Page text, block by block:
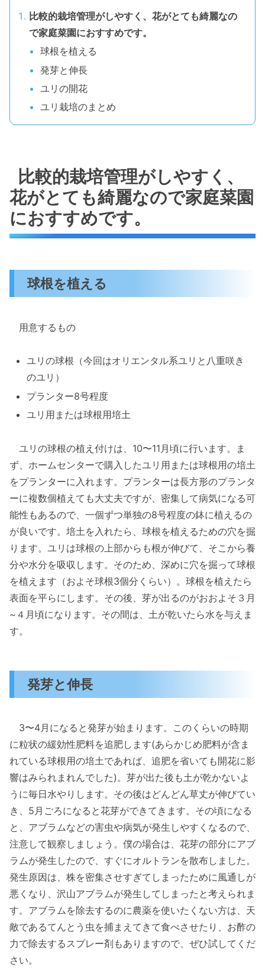
比較的栽培管理がしやすく、花がとても綺麗なの
で家庭菜園におすすめです。
球根を植える
発芽と伸長
ユリの開花
ユリ栽培のまとめ
比較的栽培管理がしやすく、
花がとても綺麗なので家庭菜園
におすすめです。
球根を植える
用意するもの
ユリの球根（今回はオリエンタル系ユリと八重咲き
のユリ）
プランター8号程度
ユリ用または球根用培土
ユリの球根の植え付けは、10〜11月頃に行います。ま
ず、ホームセンターで購入したユリ用または球根用の培土
をプランターに入れます。プランターは長方形のプランタ
ーに複数個植えても大丈夫ですが、密集して病気になる可
能性もあるので、一個ずつ単独の8号程度の鉢に植えるの
が良いです。培土を入れたら、球根を植えるための穴を掘
ります。ユリは球根の上部からも根が伸びて、そこから養
分や水分を吸収します。そのため、深めに穴を掘って球根
を植えます（およそ球根3個分くらい）。球根を植えたら
表面を平らにします。その後、芽が出るのがおおよそ３月
~４月頃になります。その間は、土が乾いたら水を与えま
す。
発芽と伸長
3〜4月になると発芽が始まります。このくらいの時期
に粒状の緩効性肥料を追肥します(あらかじめ肥料が含ま
れている球根用の培土であれば、追肥を省いても開花に影
響はみられまれんでした)。芽が出た後も土が乾かないよ
うに毎日水やりします。その後はどんどん草丈が伸びてい
き、5月ごろになると花芽ができてきます。その頃になる
と、アブラムなどの害虫や病気が発生しやすくなるので、
注意して観察しましょう。僕の場合は、花芽の部分にアブ
ラムが発生したので、すぐにオルトランを散布しました。
発生原因は、株を密集させすぎてしまったために風通しが
悪くなり、沢山アブラムが発生してしまったと考えられま
す。アブラムを除去するのに農薬を使いたくない方は、天
敵であるてんとう虫を捕まえてきて食べさせたり、お酢の
力で除去するスプレー剤もありますので、ぜひ試してくだ
さい。